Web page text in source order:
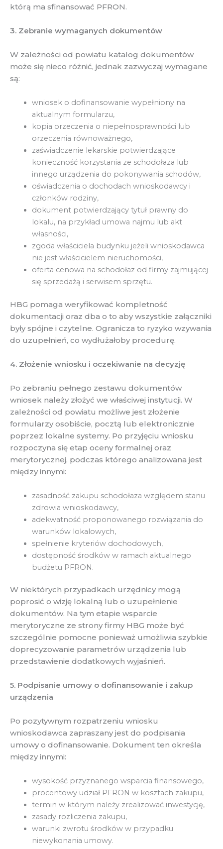
którą ma sfinansować PFRON.
3. Zebranie wymaganych dokumentów
W zależności od powiatu katalog dokumentów
może się nieco różnić, jednak zazwyczaj wymagane
są:
wniosek o dofinansowanie wypełniony na
aktualnym formularzu,
kopia orzeczenia o niepełnosprawności lub
orzeczenia równoważnego,
zaświadczenie lekarskie potwierdzające
konieczność korzystania ze schodołaza lub
innego urządzenia do pokonywania schodów,
oświadczenia o dochodach wnioskodawcy i
członków rodziny,
dokument potwierdzający tytuł prawny do
lokalu, na przykład umowa najmu lub akt
własności,
zgoda właściciela budynku jeżeli wnioskodawca
nie jest właścicielem nieruchomości,
oferta cenowa na schodołaz od firmy zajmującej
się sprzedażą i serwisem sprzętu.
HBG pomaga weryfikować kompletność
dokumentacji oraz dba o to aby wszystkie załączniki
były spójne i czytelne. Ogranicza to ryzyko wzywania
do uzupełnień, co wydłużałoby procedurę.
4. Złożenie wniosku i oczekiwanie na decyzję
Po zebraniu pełnego zestawu dokumentów
wniosek należy złożyć we właściwej instytucji. W
zależności od powiatu możliwe jest złożenie
formularzy osobiście, pocztą lub elektronicznie
poprzez lokalne systemy. Po przyjęciu wniosku
rozpoczyna się etap oceny formalnej oraz
merytorycznej, podczas którego analizowana jest
między innymi:
zasadność zakupu schodołaza względem stanu
zdrowia wnioskodawcy,
adekwatność proponowanego rozwiązania do
warunków lokalowych,
spełnienie kryteriów dochodowych,
dostępność środków w ramach aktualnego
budżetu PFRON.
W niektórych przypadkach urzędnicy mogą
poprosić o wizję lokalną lub o uzupełnienie
dokumentów. Na tym etapie wsparcie
merytoryczne ze strony firmy HBG może być
szczególnie pomocne ponieważ umożliwia szybkie
doprecyzowanie parametrów urządzenia lub
przedstawienie dodatkowych wyjaśnień.
5. Podpisanie umowy o dofinansowanie i zakup
urządzenia
Po pozytywnym rozpatrzeniu wniosku
wnioskodawca zapraszany jest do podpisania
umowy o dofinansowanie. Dokument ten określa
między innymi:
wysokość przyznanego wsparcia finansowego,
procentowy udział PFRON w kosztach zakupu,
termin w którym należy zrealizować inwestycję,
zasady rozliczenia zakupu,
warunki zwrotu środków w przypadku
niewykonania umowy.